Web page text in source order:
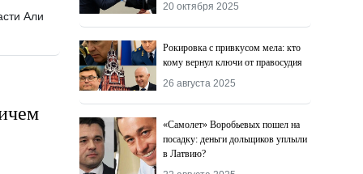
Али
20 октября 2025
Рокировка с привкусом мела: кто
кому вернул ключи от правосудия
26 августа 2025
«Самолет» Воробьевых пошел на
посадку: деньги дольщиков уплыли
в Латвию?